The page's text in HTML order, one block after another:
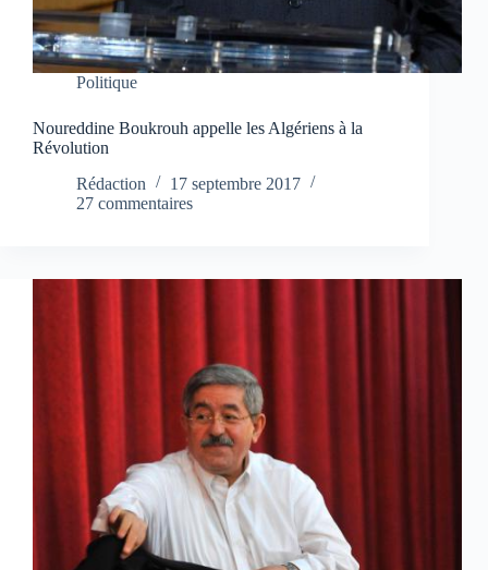
Politique
Noureddine Boukrouh appelle les Algériens à la
Révolution
Rédaction
17 septembre 2017
27 commentaires